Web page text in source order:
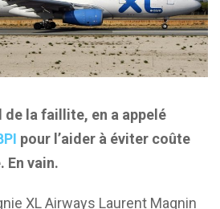
de la faillite, en a appelé
pour l’aider à éviter coûte
En vain.
XL Airways Laurent Magnin